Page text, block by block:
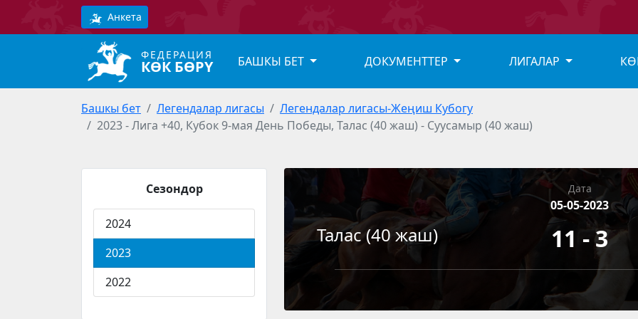
Анкета
ФЕДЕРАЦИЯ
КӨК БӨРҮ БАШКЫ БЕТ ДОКУМЕНТТЕР ЛИГАЛАР
Башкы бет Легендалар лигасы
Легендалар лигасы-Жеңиш Кубогу
2023 - Лига +40, Кубок 9-мая День Победы, Талас (40 жаш) - Суусамыр (40 жаш)
Сезондор
2024
2023
2022
Дата
05-05-2023
Талас (40 жаш) 11 - 3